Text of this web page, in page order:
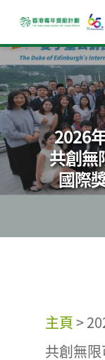
2026
共創
國際
主頁>
共創無